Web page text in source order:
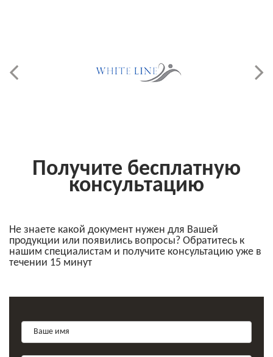
Получите бесплатную
консультацию
Не знаете какой документ нужен для Вашей
продукции или появились вопросы? Обратитесь к
нашим специалистам и получите консультацию уже в
течении 15 минут